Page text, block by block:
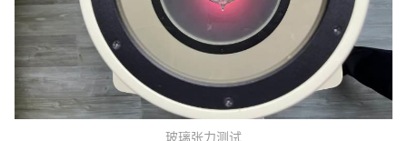
玻璃张力测试